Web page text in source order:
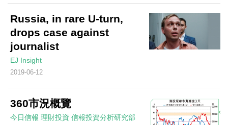
Russia, in rare U-turn,
drops case against
journalist
EJ Insight
2019-06-12
360市況概覽
今日信報 理財投資 信報投資分析研究部